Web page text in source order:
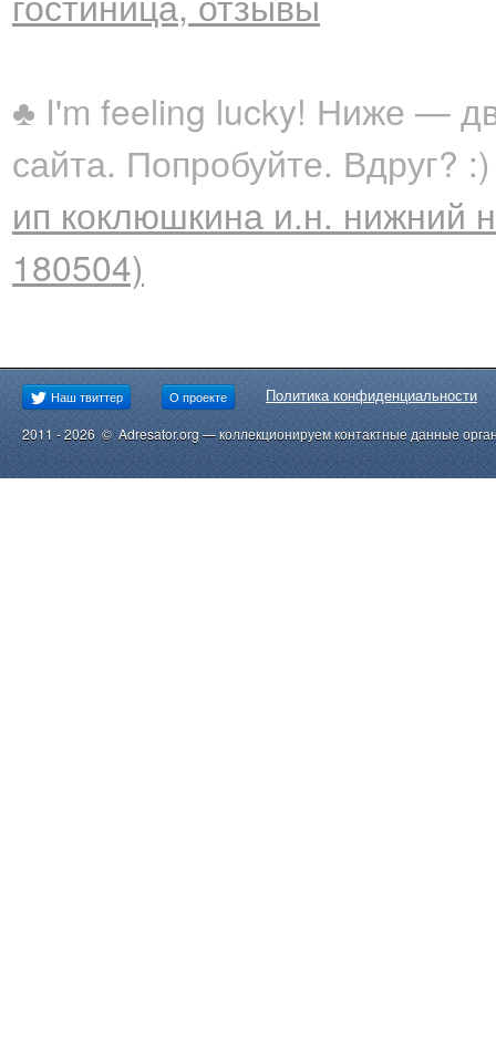
♣ I'm feeling lucky! Ниже —
сайта. Попробуйте. Вдруг? :)
ип коклюшкина и.н. нижний
180504)
Наш твиттер О проекте Политика конфиденциальности
2011 - 2026 © Adresator.org — коллекционируем контактные данные